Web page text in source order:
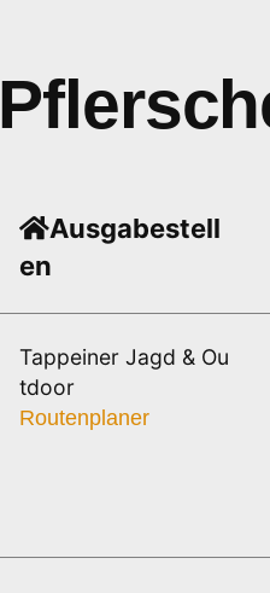
Ausgabestell
en
Tappeiner Jagd & Ou
tdoor
Routenplaner